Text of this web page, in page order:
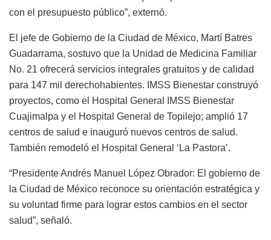
con el presupuesto público”, externó.
El jefe de Gobierno de la Ciudad de México, Martí Batres
Guadarrama, sostuvo que la Unidad de Medicina Familiar
No. 21 ofrecerá servicios integrales gratuitos y de calidad
para 147 mil derechohabientes. IMSS Bienestar construyó
proyectos, como el Hospital General IMSS Bienestar
Cuajimalpa y el Hospital General de Topilejo; amplió 17
centros de salud e inauguró nuevos centros de salud.
También remodeló el Hospital General ‘La Pastora’.
“Presidente Andrés Manuel López Obrador: El gobierno de
la Ciudad de México reconoce su orientación estratégica y
su voluntad firme para lograr estos cambios en el sector
salud”, señaló.